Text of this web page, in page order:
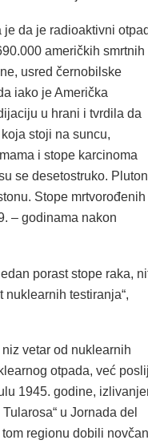
da je radioaktivni otpad
američkih smrtnih
usred černobilske
iako je Američka
u hrani i tvrdila da
stoji na suncu,
i stope karcinoma
se desetostruko.
Stope mrtvorođenih
– godinama nakon
porast stope raka,
testiranja“,
vetar od nuklearnih
otpada, već
1945. godine,
u Jornada del
regionu dobili